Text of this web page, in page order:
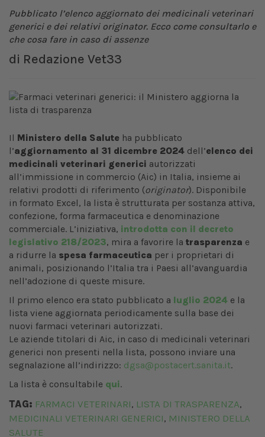
Pubblicato l’elenco aggiornato dei medicinali veterinari
generici e dei relativi originator. Ecco come consultarlo e
che cosa fare in caso di assenze
di Redazione Vet33
Il Ministero della Salute ha pubblicato
l’aggiornamento al 31 dicembre 2024 dell’elenco dei
medicinali veterinari generici autorizzati
all’immissione in commercio (Aic) in Italia, insieme ai
relativi prodotti di riferimento (originator). Disponibile
in formato Excel, la lista è strutturata per sostanza attiva,
confezione, forma farmaceutica e denominazione
commerciale. L’iniziativa, introdotta con il decreto
legislativo 218/2023, mira a favorire la trasparenza e
a ridurre la spesa farmaceutica per i proprietari di
animali, posizionando l’Italia tra i Paesi all’avanguardia
nell’adozione di queste misure.
Il primo elenco era stato pubblicato a luglio 2024 e la
lista viene aggiornata periodicamente sulla base dei
nuovi farmaci veterinari autorizzati.
Le aziende titolari di Aic, in caso di medicinali veterinari
generici non presenti nella lista, possono inviare una
segnalazione all’indirizzo: dgsa@postacert.sanita.it.
La lista è consultabile qui.
TAG: FARMACI VETERINARI, LISTA DI TRASPARENZA,
MEDICINALI VETERINARI GENERICI, MINISTERO DELLA
SALUTE